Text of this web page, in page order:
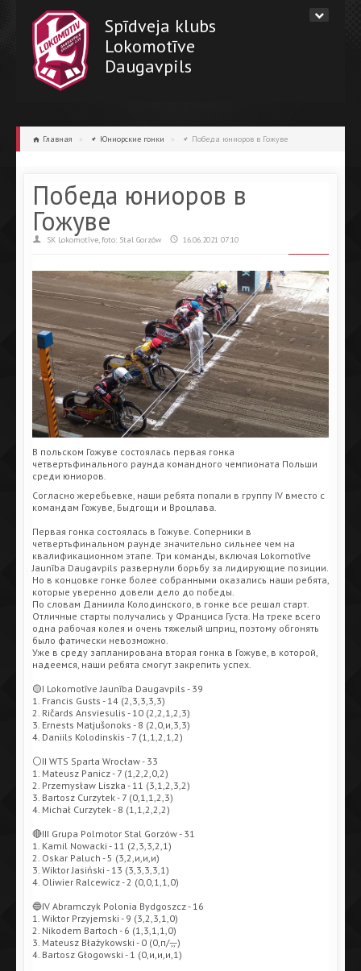
Spīdveja klubs
Lokomotīve
Daugavpils
Главная » Юниорские гонки » Победа юниоров в Гожуве
Победа юниоров в
Гожуве
SK Lokomotīve, foto: Stal Gorzów 16.06.2021 07:10
В польском Гожуве состоялась первая гонка
четвертьфинального раунда командного чемпионата Польши
среди юниоров.
Согласно жеребьевке, наши ребята попали в группу IV вместо с
командам Гожуве, Быдгощи и Вроцлава.
Первая гонка состоялась в Гожуве. Соперники в
четвертьфинальном раунде значительно сильнее чем на
квалификационном этапе. Три команды, включая Lokomotīve
Jaunība Daugavpils развернули борьбу за лидирующие позиции.
Но в концовке гонке более собранными оказались наши ребята,
которые уверенно довели дело до победы.
По словам Даниила Колодинского, в гонке все решал старт.
Отличные старты получались у Франциса Густа. На треке всего
одна рабочая колея и очень тяжелый шприц, поэтому обгонять
было фатически невозможно.
Уже в среду запланирована вторая гонка в Гожуве, в которой,
надеемся, наши ребята смогут закрепить успех.
🟡I Lokomotīve Jaunība Daugavpils - 39
1. Francis Gusts - 14 (2,3,3,3,3)
2. Ričards Ansviesulis - 10 (2,2,1,2,3)
3. Ernests Matjušonoks - 8 (2,0,и,3,3)
4. Daniils Kolodinskis - 7 (1,1,2,1,2)
⚪️II WTS Sparta Wrocław - 33
1. Mateusz Panicz - 7 (1,2,2,0,2)
2. Przemysław Liszka - 11 (3,1,2,3,2)
3. Bartosz Curzytek - 7 (0,1,1,2,3)
4. Michał Curzytek - 8 (1,1,2,2,2)
🔴III Grupa Polmotor Stal Gorzów - 31
1. Kamil Nowacki - 11 (2,3,3,2,1)
2. Oskar Paluch - 5 (3,2,и,и,и)
3. Wiktor Jasiński - 13 (3,3,3,3,1)
4. Oliwier Ralcewicz - 2 (0,0,1,1,0)
🔵IV Abramczyk Polonia Bydgoszcz - 16
1. Wiktor Przyjemski - 9 (3,2,3,1,0)
2. Nikodem Bartoch - 6 (1,3,1,1,0)
3. Mateusz Błażykowski - 0 (0,п/-,-,-)
4. Bartosz Głogowski - 1 (0,и,и,и,1)